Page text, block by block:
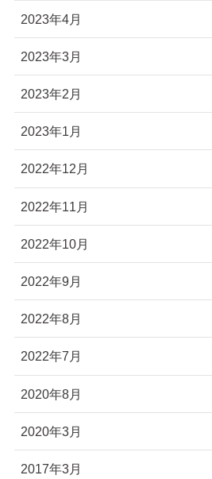
2023年4月
2023年3月
2023年2月
2023年1月
2022年12月
2022年11月
2022年10月
2022年9月
2022年8月
2022年7月
2020年8月
2020年3月
2017年3月